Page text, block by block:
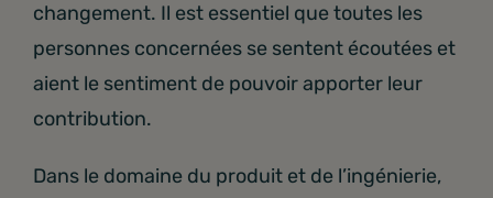
changement. Il est essentiel que toutes les
personnes concernées se sentent écoutées et
aient le sentiment de pouvoir apporter leur
contribution.
Dans le domaine du produit et de l’ingénierie,